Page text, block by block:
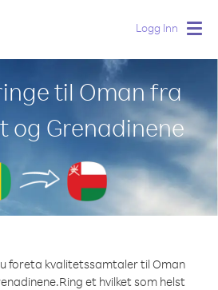
Logg Inn
til Oman fra
og Grenadinene
foreta kvalitetssamtaler til Oman
Ring et hvilket som helst